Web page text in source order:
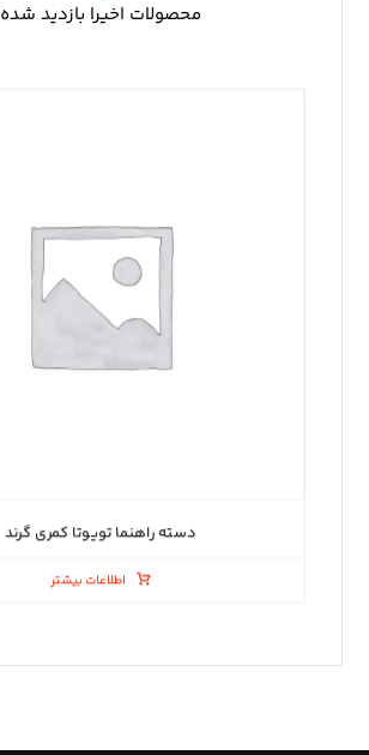
محصولات اخیرا بازدید شده
دسته راهنما تویوتا کمری گرند
اطلاعات بیشتر